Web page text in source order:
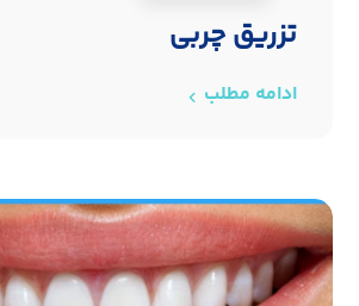
تزریق چربی
ادامه مطلب